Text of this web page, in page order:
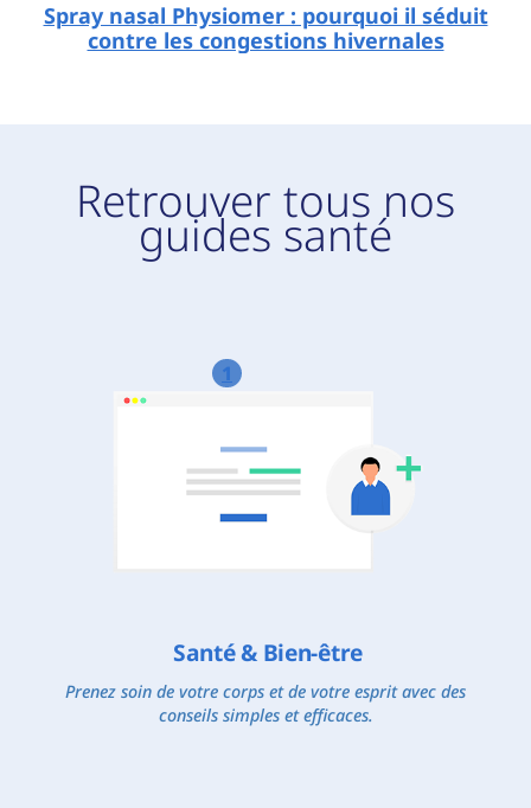
Spray nasal Physiomer : pourquoi il séduit
contre les congestions hivernales
Retrouver tous nos
guides santé
1
Santé & Bien-être
Prenez soin de votre corps et de votre esprit avec des
conseils simples et efficaces.